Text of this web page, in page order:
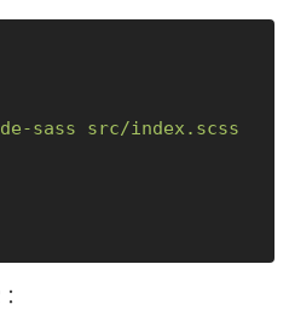
sass src/index.scss